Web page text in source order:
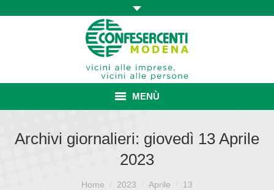
MENÙ
ASSOCIAZIONE
ISCRIZIONE E VANTAGGI
Archivi giornalieri: giovedì 13 Aprile
2023
Home 2023 Aprile 13